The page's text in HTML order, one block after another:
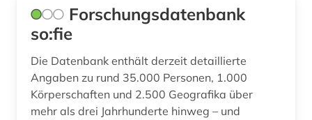
Forschungsdatenbank
so:fie
Die Datenbank enthält derzeit detaillierte
Angaben zu rund 35.000 Personen, 1.000
Körperschaften und 2.500 Geografika über
mehr als drei Jahrhunderte hinweg – und